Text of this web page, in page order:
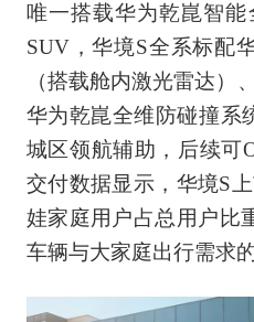
唯一搭载华为乾崑智
SUV，华境S全系标配
（搭载舱内激光雷达）
华为乾崑全维防碰撞系
城区领航辅助，后续可
交付数据显示，华境S
娃家庭用户占总用户比
车辆与大家庭出行需求